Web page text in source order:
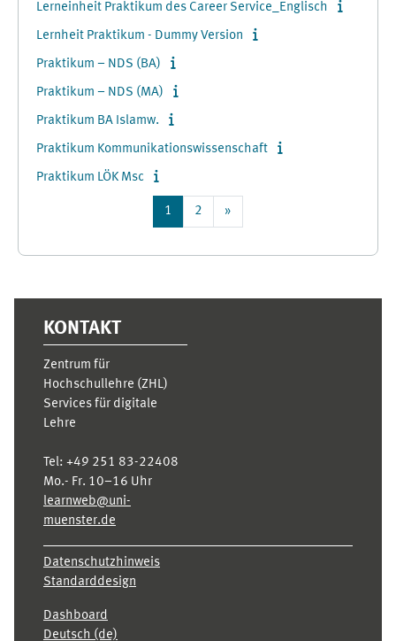
Lerneinheit Praktikum des Career Service_Englisch
Lernheit Praktikum - Dummy Version
Praktikum – NDS (BA)
Praktikum – NDS (MA)
Praktikum BA Islamw.
Praktikum Kommunikationswissenschaft
Praktikum LÖK Msc
1 Seite 1
2 Seite 2
»
KONTAKT
Zentrum für
Hochschullehre (ZHL)
Services für digitale
Lehre
Tel: +49 251 83-22408
Mo.- Fr. 10–16 Uhr
learnweb@uni-
muenster.de
Datenschutzhinweis
Standarddesign
Dashboard
Deutsch ‎(de)‎